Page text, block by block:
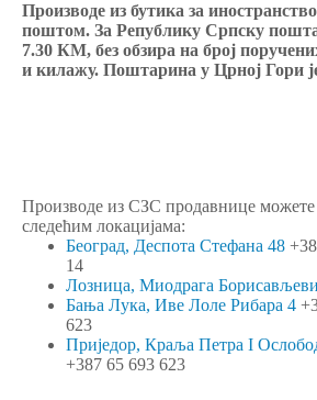
Производе из бутика за
поштом. За Републику Српску
7.30 КМ, без обзира на број
и килажу. Поштарина у Црној Гори
Производе из СЗС продавнице
следећим локацијама:
Београд, Деспота Стефана 48
14
Лозница, Миодрага
Бања Лука, Иве Лоле Рибара 4
623
Приједор, Краља Петра I
+387 65 693 623